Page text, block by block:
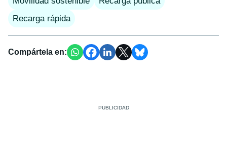
Recarga rápida
Compártela en: